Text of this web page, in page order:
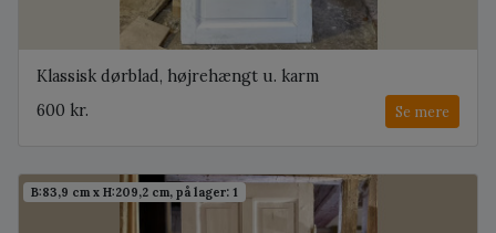
Klassisk dørblad, højrehængt u. karm
600 kr.
Se mere
B:83,9 cm x H:209,2 cm, på lager: 1